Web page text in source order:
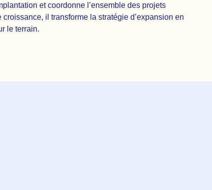
et coordonne l’ensemble des projets
il transforme la stratégie d’expansion en
le terrain.